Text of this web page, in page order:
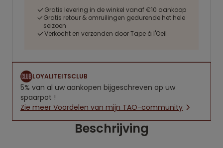
Gratis levering in de winkel vanaf €10 aankoop
Gratis retour & omruilingen gedurende het hele
seizoen
Verkocht en verzonden door Tape à l'Oeil
LOYALITEITSCLUB
5% van al uw aankopen bijgeschreven op uw
spaarpot !
Zie meer Voordelen van mijn TAO-community
Beschrijving